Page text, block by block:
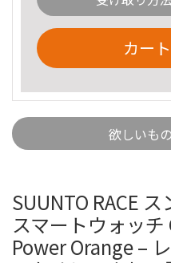
カー
欲しいも
SUUNTO RACE
スマートウォッチ
Power Orange –